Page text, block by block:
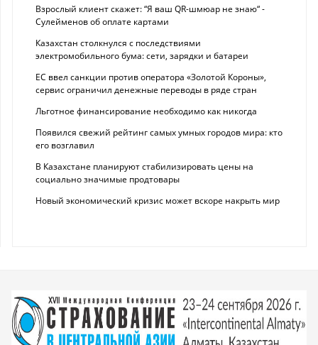
Взрослый клиент скажет: “Я ваш QR-шмюар не знаю“ -
Сулейменов об оплате картами
Казахстан столкнулся с последствиями
электромобильного бума: сети, зарядки и батареи
ЕС ввел санкции против оператора «Золотой Короны»,
сервис ограничил денежные переводы в ряде стран
Льготное финансирование необходимо как никогда
Появился свежий рейтинг самых умных городов мира: кто
его возглавил
В Казахстане планируют стабилизировать цены на
социально значимые продтовары
Новый экономический кризис может вскоре накрыть мир